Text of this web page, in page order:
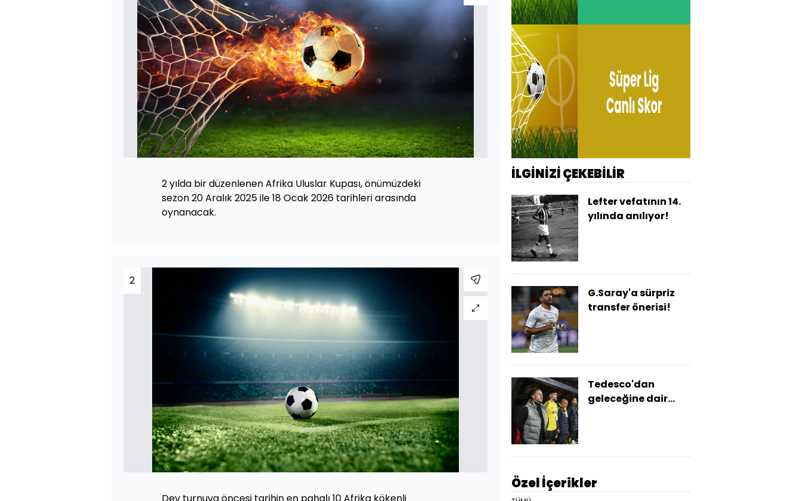
2 yılda bir düzenlenen Afrika Uluslar Kupası, önümüzdeki
sezon 20 Aralık 2025 ile 18 Ocak 2026 tarihleri arasında
oynanacak.
2
Özel İçerikler
İLGİNİZİ ÇEKEBİLİR
Lefter vefatının 14.
yılında anılıyor!
G.Saray'a sürpriz
transfer önerisi!
Tedesco'dan
geleceğine dair